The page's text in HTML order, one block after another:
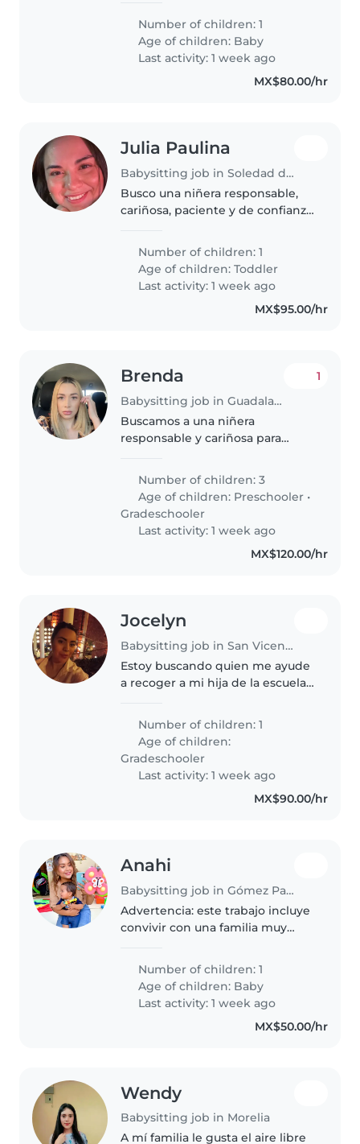
octubre de 2026. Buscamos a
una persona responsable,
cariñosa, paciente y con
Number of children: 1
Age of children: Baby
Last activity: 1 week ago
MX$80.00/hr
Julia Paulina
Babysitting job in Soledad de Graciano Sánchez
Busco una niñera responsable,
cariñosa, paciente y de confianza
Number of children: 1
Age of children:Toddler
Last activity: 1 week ago
MX$95.00/hr
Brenda
Babysitting job in Guadalajara
1
Buscamos a una niñera
responsable y cariñosa para
gemelas de 5 años y un varón de
10 años
Number of children: 3
Age of children: Preschooler •
Gradeschooler
Last activity: 1 week ago
MX$120.00/hr
Jocelyn
Babysitting job in San Vicente
Estoy buscando quien me ayude
a recoger a mi hija de la escuela
caminando de nuestra casa con
un horario de 12:30 a 3:30 de
lunes a viernes, mi hija muy
tranquila,..
Number of children: 1
Age of children:
Gradeschooler
Last activity: 1 week ago
MX$90.00/hr
Anahi
Babysitting job in Gómez Palacio
Advertencia: este trabajo incluye
convivir con una familia muy
hermana siempre quieren estar
con el bebé, así que el trabajo
normalmente..
Number of children: 1
Age of children: Baby
Last activity: 1 week ago
MX$50.00/hr
Wendy
Babysitting job in Morelia
A mí familia le gusta el aire libre